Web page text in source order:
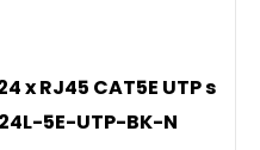
x RJ45 CAT5E UTP s
5E-UTP-BK-N